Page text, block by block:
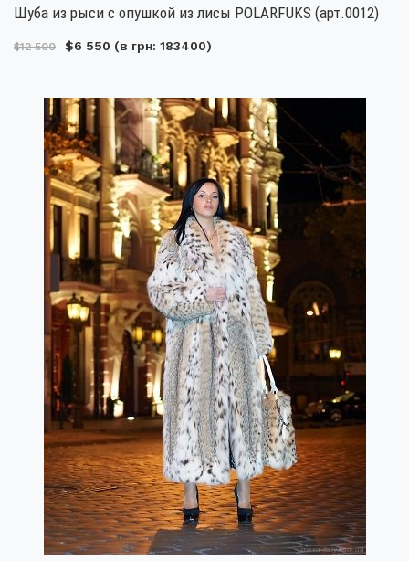
Шуба из рыси с опушкой из лисы POLARFUKS (арт.0012)
$12 500 $6 550 (в грн: 183400)